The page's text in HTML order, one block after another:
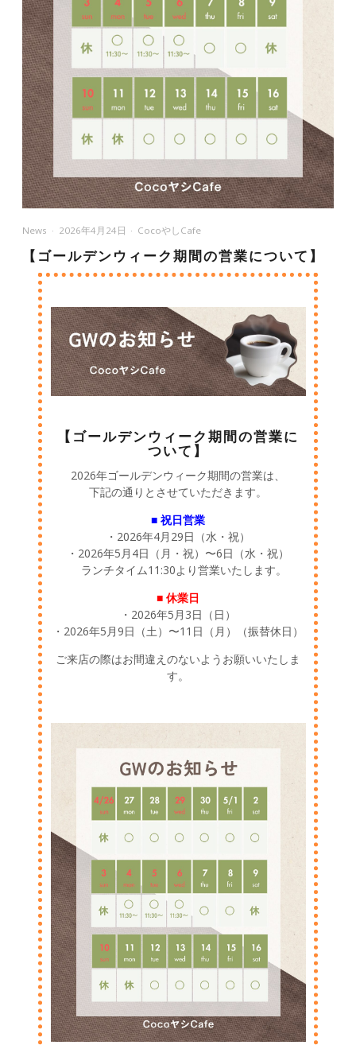
News 2026年4月24日 CocoやしCafe
【ゴールデンウィーク期間の営業について】
【ゴールデンウィーク期間の営業に
ついて】
2026年ゴールデンウィーク期間の営業は、
下記の通りとさせていただきます。
■ 祝日営業
・2026年4月29日（水・祝）
・2026年5月4日（月・祝）〜6日（水・祝）
ランチタイム11:30より営業いたします。
■ 休業日
・2026年5月3日（日）
・2026年5月9日（土）〜11日（月）（振替休日）
ご来店の際はお間違えのないようお願いいたしま
す。